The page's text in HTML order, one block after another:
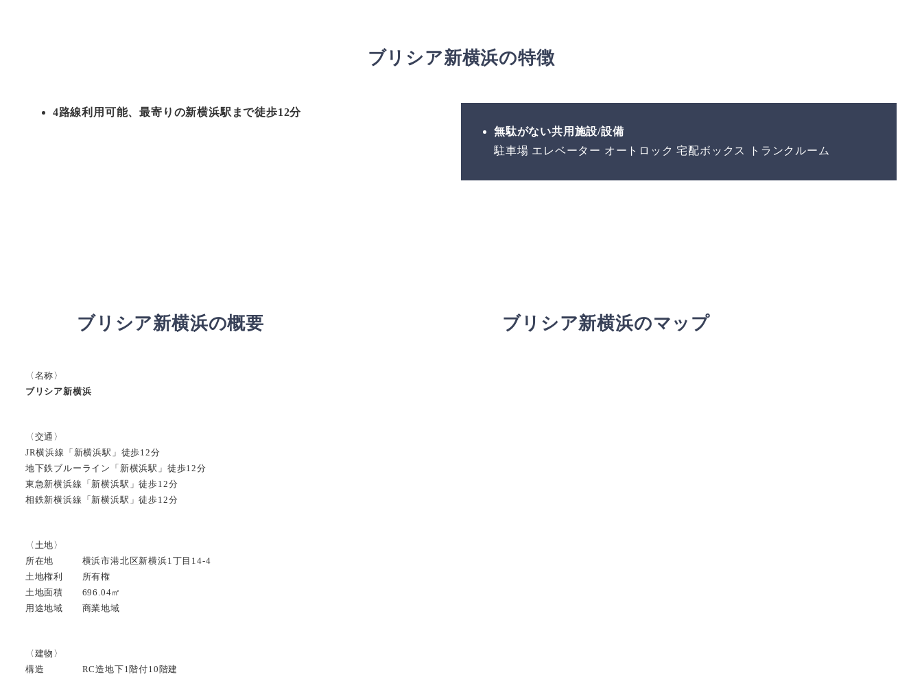
ブリシア新横浜の特徴
4路線利用可能、最寄りの新横浜駅まで徒歩12分
無駄がない共用施設/設備
駐車場 エレベーター オートロック 宅配ボックス トランクルーム
ブリシア新横浜の概要
〈名称〉
ブリシア新横浜
〈交通〉
JR横浜線「新横浜駅」徒歩12分
地下鉄ブルーライン「新横浜駅」徒歩12分
東急新横浜線「新横浜駅」徒歩12分
相鉄新横浜線「新横浜駅」徒歩12分
〈土地〉
所在地 横浜市港北区新横浜1丁目14-4
土地権利 所有権
土地面積 696.04㎡
用途地域 商業地域
〈建物〉
構造 RC造地下1階付10階建
ブリシア新横浜のマップ